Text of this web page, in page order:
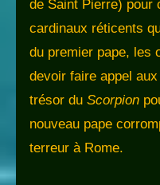
de Saint Pierre) pour
cardinaux réticents
du premier pape, les
devoir faire appel
trésor du Scorpion
nouveau pape
terreur à Rome.